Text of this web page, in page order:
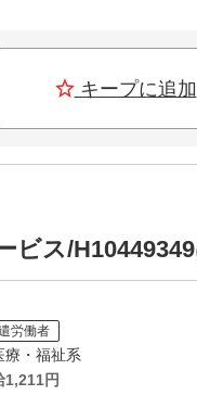
キープに追加
ビス/
労働者
・福祉系
1,211円